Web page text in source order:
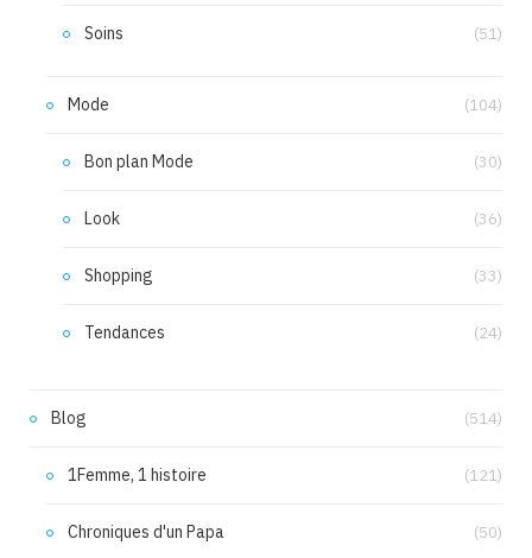
Soins (51)
Mode (104)
Bon plan Mode (30)
Look (36)
Shopping (33)
Tendances (24)
Blog (514)
1Femme, 1 histoire (121)
Chroniques d'un Papa (50)